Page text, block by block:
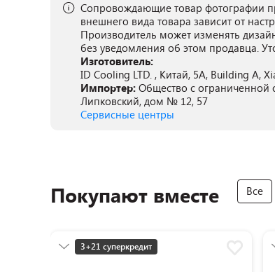
Сопровождающие товар фотографии
внешнего вида товара зависит от
Производитель может изменять
без уведомления об этом продавца.
Изготовитель:
ID Cooling LTD. , Китай, 5A, Building A,
Импортер: Общество с ограниченной
Липковский, дом № 12, 57
Сервисные центры
Покупают вместе Все
3+21 суперкредит